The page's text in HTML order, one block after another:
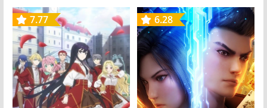
7.77 6.28